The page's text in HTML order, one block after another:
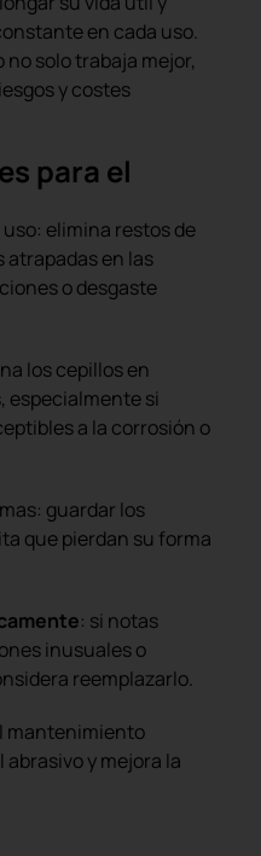
en cada uso.
solo trabaja mejor,
y costes
para el
elimina restos de
atrapadas en las
o desgaste
los cepillos en
especialmente si
a la corrosión o
guardar los
que pierdan su forma
: si notas
inusuales o
reemplazarlo.
mantenimiento
abrasivo y mejora la